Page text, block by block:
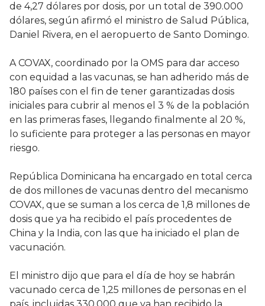
de 4,27 dólares por dosis, por un total de 390.000
dólares, según afirmó el ministro de Salud Pública,
Daniel Rivera, en el aeropuerto de Santo Domingo.
A COVAX, coordinado por la OMS para dar acceso
con equidad a las vacunas, se han adherido más de
180 países con el fin de tener garantizadas dosis
iniciales para cubrir al menos el 3 % de la población
en las primeras fases, llegando finalmente al 20 %,
lo suficiente para proteger a las personas en mayor
riesgo.
República Dominicana ha encargado en total cerca
de dos millones de vacunas dentro del mecanismo
COVAX, que se suman a los cerca de 1,8 millones de
dosis que ya ha recibido el país procedentes de
China y la India, con las que ha iniciado el plan de
vacunación.
El ministro dijo que para el día de hoy se habrán
vacunado cerca de 1,25 millones de personas en el